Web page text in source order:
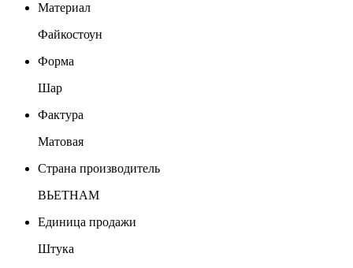
Материал
Файкостоун
Форма
Шар
Фактура
Матовая
Страна производитель
ВЬЕТНАМ
Единица продажи
Штука